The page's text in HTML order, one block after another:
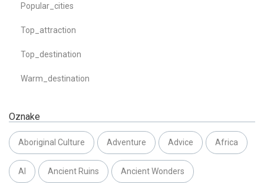
Popular_cities
Top_attraction
Top_destination
Warm_destination
Oznake
Aboriginal Culture Adventure Advice Africa
AI Ancient Ruins Ancient Wonders